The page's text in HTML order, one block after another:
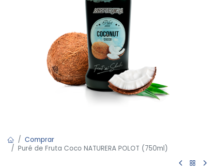
Comprar
Puré de Fruta Coco NATURERA POLOT (750ml)